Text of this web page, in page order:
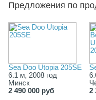
Предложения по
Sea Doo Utopia 205SE
6.1 м, 2008 год
Минск
2 490 000 руб
2